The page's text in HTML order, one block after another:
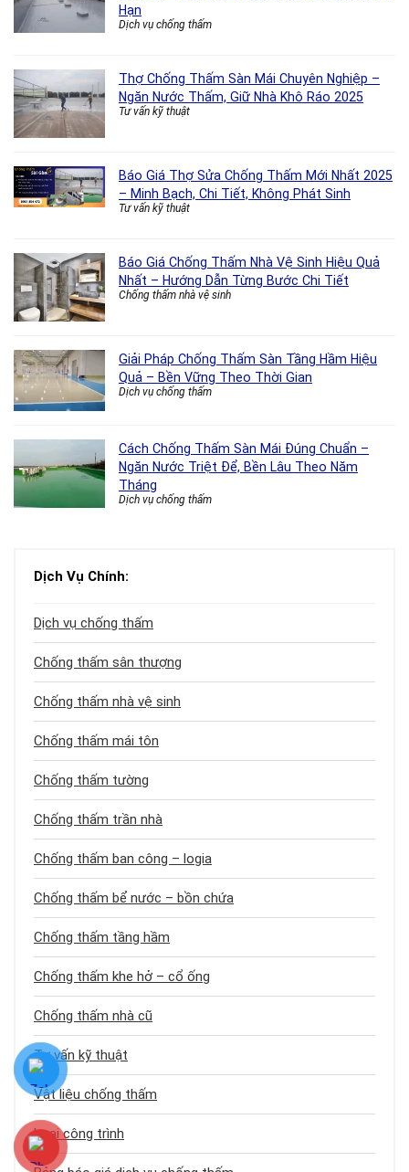
Hạn
Dịch vụ chống thấm
Thợ Chống Thấm Sàn Mái Chuyên Nghiệp –
Ngăn Nước Thấm, Giữ Nhà Khô Ráo 2025
Tư vấn kỹ thuật
Báo Giá Thợ Sửa Chống Thấm Mới Nhất 2025
– Minh Bạch, Chi Tiết, Không Phát Sinh
Tư vấn kỹ thuật
Báo Giá Chống Thấm Nhà Vệ Sinh Hiệu Quả
Nhất – Hướng Dẫn Từng Bước Chi Tiết
Chống thấm nhà vệ sinh
Giải Pháp Chống Thấm Sàn Tầng Hầm Hiệu
Quả – Bền Vững Theo Thời Gian
Dịch vụ chống thấm
Cách Chống Thấm Sàn Mái Đúng Chuẩn –
Ngăn Nước Triệt Để, Bền Lâu Theo Năm
Tháng
Dịch vụ chống thấm
Dịch Vụ Chính:
Dịch vụ chống thấm
Chống thấm sân thượng
Chống thấm nhà vệ sinh
Chống thấm mái tôn
Chống thấm tường
Chống thấm trần nhà
Chống thấm ban công – logia
Chống thấm bể nước – bồn chứa
Chống thấm tầng hầm
Chống thấm khe hở – cổ ống
Chống thấm nhà cũ
Tư vấn kỹ thuật
Vật liệu chống thấm
Loại công trình